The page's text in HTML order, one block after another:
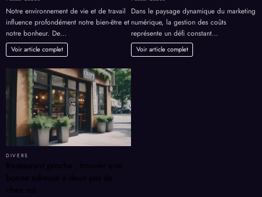
Notre environnement de vie et de travail
influence profondément notre bien-être et
notre bonheur. De…
Voir article complet
Dans le paysage dynamique du marketing
numérique, la gestion des coûts
représente un défi constant…
Voir article complet
DIVERS
Restaurant proche : trouver une
bonne adresse à deux pas de
chez soi